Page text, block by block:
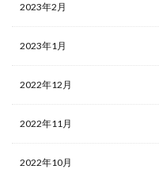
2023年2月
2023年1月
2022年12月
2022年11月
2022年10月